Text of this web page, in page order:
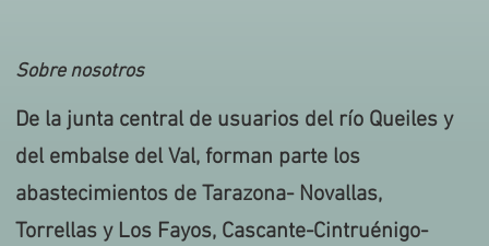
Sobre nosotros
De la junta central de usuarios del río Queiles y
del embalse del Val, forman parte los
abastecimientos de Tarazona- Novallas,
Torrellas y Los Fayos, Cascante-Cintruénigo-